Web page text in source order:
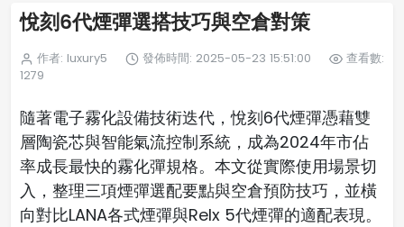
悅刻6代煙彈選搭技巧與空倉對策
作者: luxury5 發佈時間: 2025-05-23 15:51:00
查看數:
1279
隨著電子霧化設備技術迭代，悅刻6代煙彈憑藉雙
層陶瓷芯與智能氣流控制系統，成為2024年市佔
率成長最快的霧化彈規格。本文從實際使用場景切
入，整理三項煙彈選配要點與空倉預防技巧，並橫
向對比LANA各式煙彈與Relx 5代煙彈的適配表現。